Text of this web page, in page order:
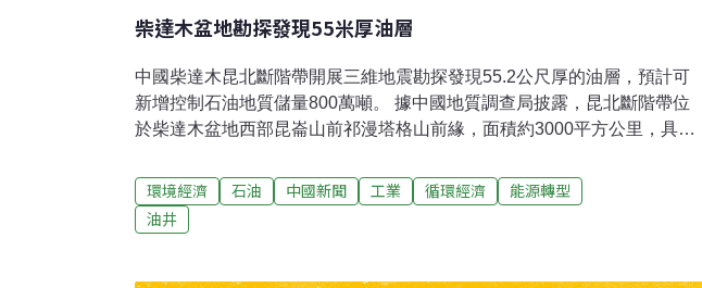
柴達木盆地勘探發現55米厚油層
中國柴達木昆北斷階帶開展三維地震勘探發現55.2公尺厚的油層，預計可
新增控制石油地質儲量800萬噸。 據中國地質調查局披露，昆北斷階帶位
於柴達木盆地西部昆崙山前祁漫塔格山前緣，面積約3000平方公里，具備
有四口見到了油氣顯示。2007年鑽探獲得日產36噸的高產工業油流，今年
六月發現了55.2米厚的油層，預計可新增控制石油地質儲量800萬噸。 據此
間媒體報導，青海油田部署的昆北斷階帶三維地震勘探項目達465平方公
環境經濟 石油 中國新聞 工業 循環經濟
能源轉型
油井